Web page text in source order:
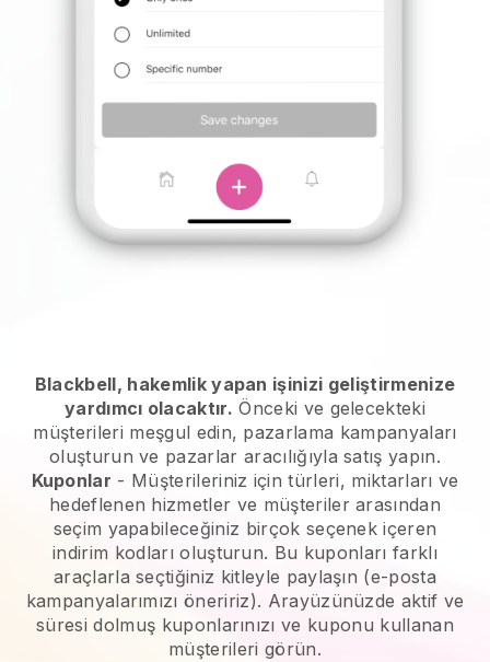
Blackbell, hakemlik yapan işinizi geliştirmenize
yardımcı olacaktır. Önceki ve gelecekteki
müşterileri meşgul edin, pazarlama kampanyaları
oluşturun ve pazarlar aracılığıyla satış yapın.
Kuponlar - Müşterileriniz için türleri, miktarları ve
hedeflenen hizmetler ve müşteriler arasından
seçim yapabileceğiniz birçok seçenek içeren
indirim kodları oluşturun. Bu kuponları farklı
araçlarla seçtiğiniz kitleyle paylaşın (e-posta
kampanyalarımızı öneririz). Arayüzünüzde aktif ve
süresi dolmuş kuponlarınızı ve kuponu kullanan
müşterileri görün.